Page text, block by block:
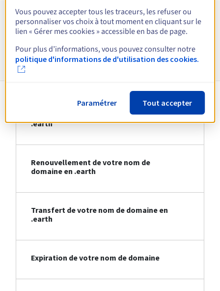
Voir toutes les extensions
Informations sur le .earth
Création de votre nom de domaine en
.earth
Renouvellement de votre nom de
domaine en .earth
Transfert de votre nom de domaine en
.earth
Expiration de votre nom de domaine
Vous pouvez accepter tous les traceurs, les refuser ou
personnaliser vos choix à tout moment en cliquant sur le
lien « Gérer mes cookies » accessible en bas de page.
Pour plus d’informations, vous pouvez consulter notre
politique d'informations de d'utilisation des cookies.
Paramétrer Tout accepter